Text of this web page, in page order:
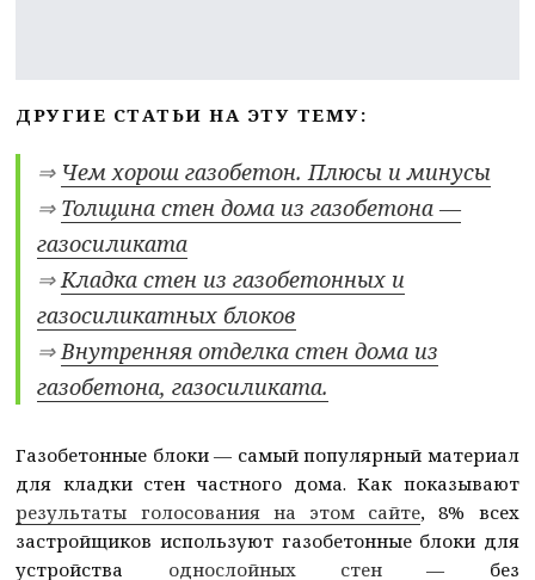
ДРУГИЕ СТАТЬИ НА ЭТУ ТЕМУ:
⇒ Чем хорош газобетон. Плюсы и минусы
⇒ Толщина стен дома из газобетона —
газосиликата
⇒ Кладка стен из газобетонных и
газосиликатных блоков
⇒ Внутренняя отделка стен дома из
газобетона, газосиликата.
Газобетонные блоки — самый популярный материал
для кладки стен частного дома. Как показывают
результаты голосования на этом сайте, 8% всех
застройщиков используют газобетонные блоки для
устройства однослойных стен — без